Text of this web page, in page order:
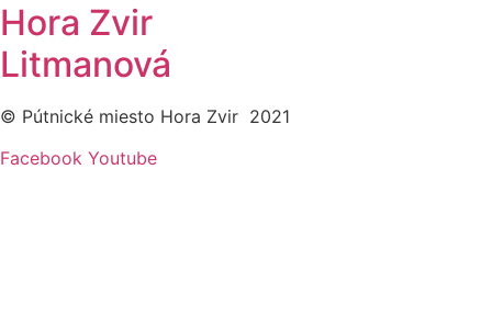
Hora Zvir
Litmanová
© Pútnické miesto Hora Zvir 2021
Facebook Youtube